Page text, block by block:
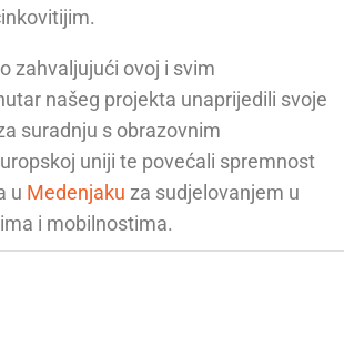
zahvaljujući ovoj i svim
našeg projekta unaprijedili svoje
suradnju s obrazovnim
uniji te povećali spremnost
u Medenjaku za sudjelovanjem u
i mobilnostima.